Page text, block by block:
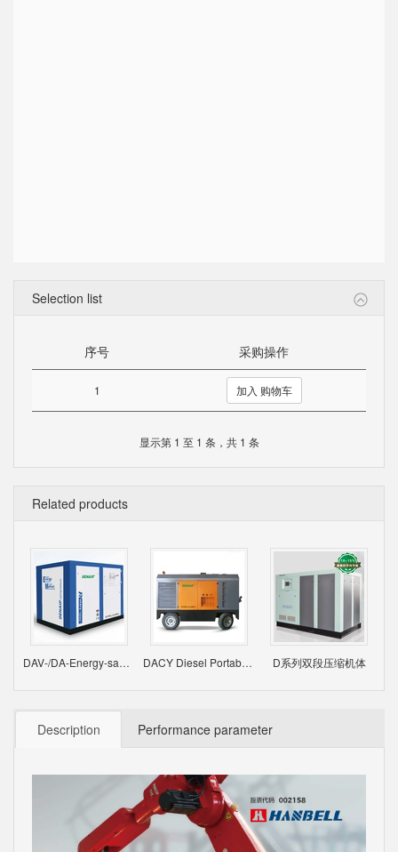
Selection list
序号 采购操作
1 加入 购物车
显示第 1 至 1 条，共 1 条
Related products
DAV-/DA-Energy-saving Type Air Compression DACY Diesel Portable Screw Air Compressor Series D系列双段压缩机体
Description Performance parameter